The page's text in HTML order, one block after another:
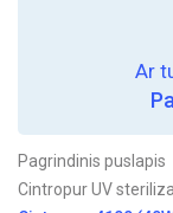
Ar
Pagrindinis puslapis
Cintropur UV